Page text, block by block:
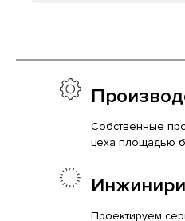
Собственные
цеха площадью
Проектируем